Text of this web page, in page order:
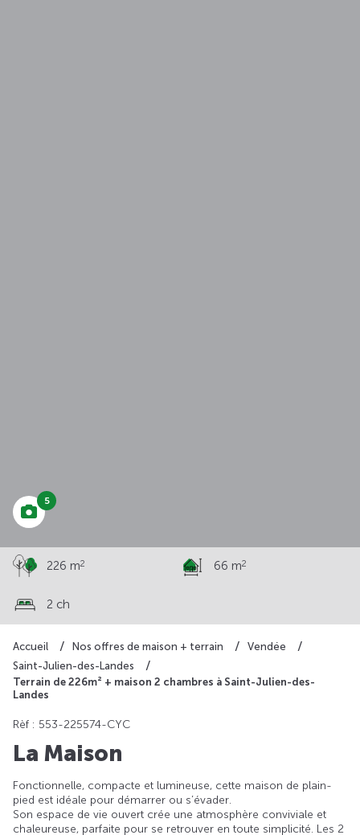
Accueil Nos offres de maison + terrain
Vendée
Saint-Julien-des-Landes
Terrain de 226m² + maison 2 chambres à Saint-Julien-des-
Landes
5
226 m2 66 m2
2 ch
Rèf : 553-225574-CYC
La Maison
Fonctionnelle, compacte et lumineuse, cette maison de plain-
pied est idéale pour démarrer ou s’évader.
Son espace de vie ouvert crée une atmosphère conviviale et
chaleureuse, parfaite pour se retrouver en toute simplicité. Les 2